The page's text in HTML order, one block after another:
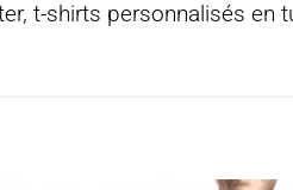
t-shirts personnalisés en